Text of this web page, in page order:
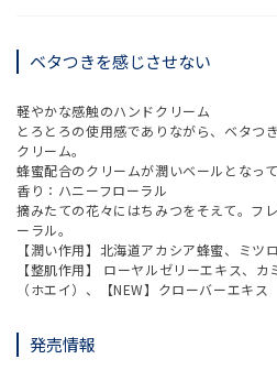
ベタつきを感じさせない
軽やかな感触のハンドクリーム
とろとろの使用感でありながら、ベタつ
クリーム。
蜂蜜配合のクリームが潤いベールとなっ
香り：ハニーフローラル
摘みたての花々にはちみつをそえて。フ
ーラル。
【潤い作用】北海道アカシア蜂蜜、ミツ
【整肌作用】 ローヤルゼリーエキス、
（ホエイ）、【NEW】クローバーエキス
発売情報